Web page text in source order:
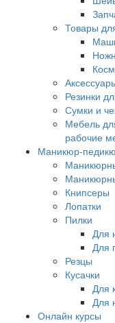
Товары
Резинки
Сумки и
Мебель
рабочие
Маникюр-
Книпсеры
Лопатки
Пилки
Для
Для
Резцы
Кусачки
Для
Для
Онлайн курсы